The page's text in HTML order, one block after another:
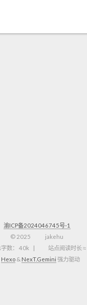
渝ICP备2024046745号-1
© 2025
jakehu
数：
40k
站点阅读时长 ≈
Hexo& NexT.Gemini 强力驱动